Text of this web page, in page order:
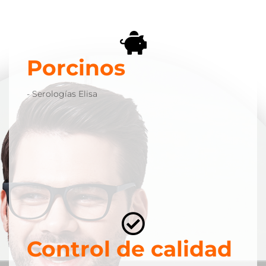
Porcinos
- Serologías Elisa
Porcinos
Control de calidad
Control de calidad
-Materias primas